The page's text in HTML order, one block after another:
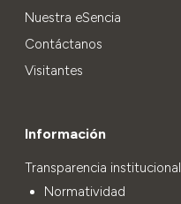
Nuestra eSencia
Contáctanos
Visitantes
Información
Transparencia institucional
Normatividad